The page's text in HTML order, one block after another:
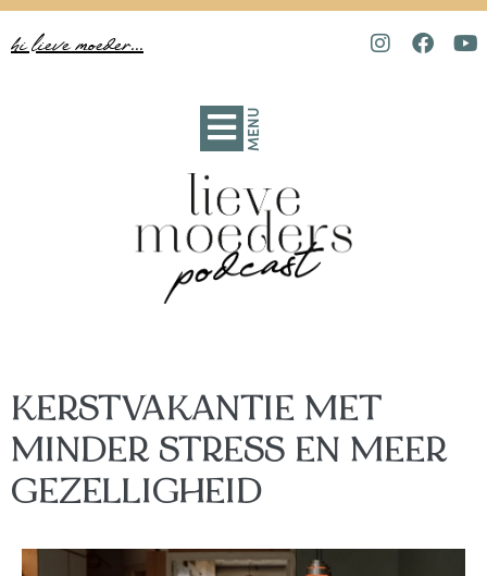
hi lieve moeder...
MENU
KERSTVAKANTIE MET
MINDER STRESS EN MEER
GEZELLIGHEID